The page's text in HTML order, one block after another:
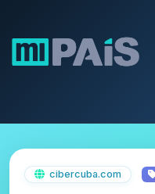
cibercuba.com